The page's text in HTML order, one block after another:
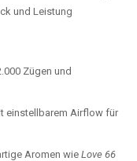
und Leistung
Zügen und
einstellbarem Airflow für
Aromen wie Love 66